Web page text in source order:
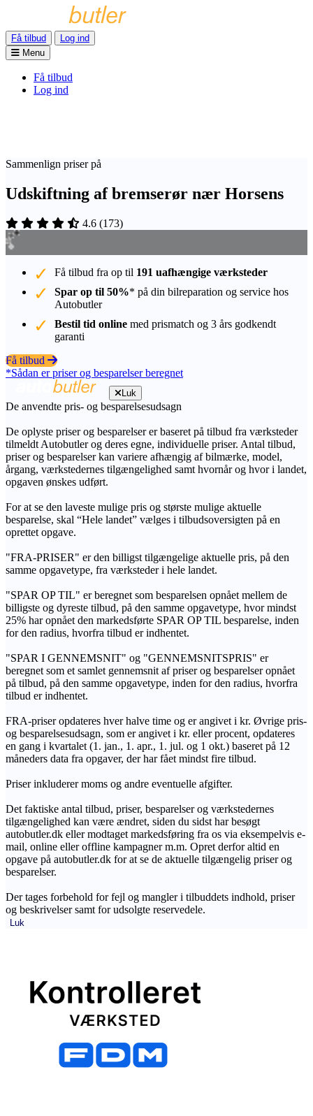
Få tilbud
Log ind
Menu
Få tilbud
Log ind
Sammenlign priser på
Udskiftning af bremserør nær Horsens
4.6 (173)
Få tilbud fra op til 191 uafhængige værksteder
Spar op til 50%* på din bilreparation og service hos
Autobutler
Bestil tid online med prismatch og 3 års godkendt
garanti
Få tilbud
*Sådan er priser og besparelser beregnet
Luk
De anvendte pris- og besparelsesudsagn
De oplyste priser og besparelser er baseret på tilbud fra værksteder
tilmeldt Autobutler og deres egne, individuelle priser. Antal tilbud,
priser og besparelser kan variere afhængig af bilmærke, model,
årgang, værkstedernes tilgængelighed samt hvornår og hvor i landet,
opgaven ønskes udført.
For at se den laveste mulige pris og største mulige aktuelle
besparelse, skal “Hele landet” vælges i tilbudsoversigten på en
oprettet opgave.
"FRA-PRISER" er den billigst tilgængelige aktuelle pris, på den
samme opgavetype, fra værksteder i hele landet.
"SPAR OP TIL" er beregnet som besparelsen opnået mellem de
billigste og dyreste tilbud, på den samme opgavetype, hvor mindst
25% har opnået den markedsførte SPAR OP TIL besparelse, inden
for den radius, hvorfra tilbud er indhentet.
"SPAR I GENNEMSNIT" og "GENNEMSNITSPRIS" er
beregnet som et samlet gennemsnit af priser og besparelser opnået
på tilbud, på den samme opgavetype, inden for den radius, hvorfra
tilbud er indhentet.
FRA-priser opdateres hver halve time og er angivet i kr. Øvrige pris-
og besparelsesudsagn, som er angivet i kr. eller procent, opdateres
en gang i kvartalet (1. jan., 1. apr., 1. jul. og 1 okt.) baseret på 12
måneders data fra opgaver, der har fået mindst fire tilbud.
Priser inkluderer moms og andre eventuelle afgifter.
Det faktiske antal tilbud, priser, besparelser og værkstedernes
tilgængelighed kan være ændret, siden du sidst har besøgt
autobutler.dk eller modtaget markedsføring fra os via eksempelvis e-
mail, online eller offline kampagner m.m. Opret derfor altid en
opgave på autobutler.dk for at se de aktuelle tilgængelig priser og
besparelser.
Der tages forbehold for fejl og mangler i tilbuddets indhold, priser
og beskrivelser samt for udsolgte reservedele.
Luk